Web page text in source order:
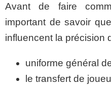
Avant de faire
important de savoir
influencent la précision
uniforme général
le transfert de